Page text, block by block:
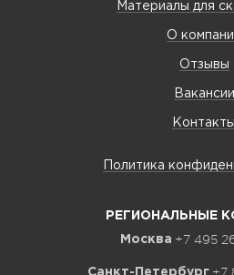
Материалы для
О
Отзывы
Вакансии
Контакты
Политика
РЕГИОНАЛЬНЫЕ
Москва +7 495
Санкт-Петербург